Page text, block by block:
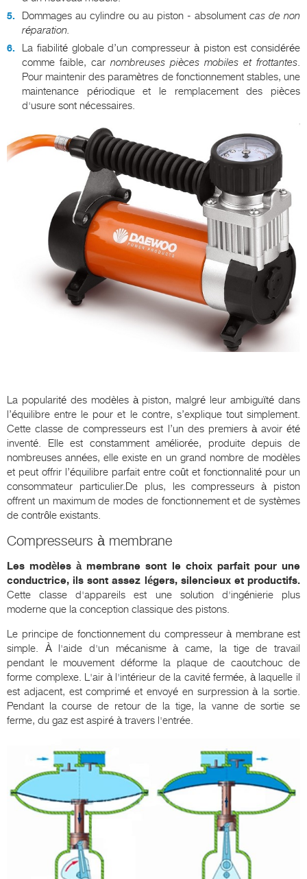
Dommages au cylindre ou au piston - absolument cas de non
réparation.
La fiabilité globale d’un compresseur à piston est considérée
comme faible, car nombreuses pièces mobiles et frottantes
Pour maintenir des paramètres de fonctionnement stables, une
maintenance périodique et le remplacement des pièces
d'usure sont nécessaires.
La popularité des modèles à piston, malgré leur ambiguïté dans
l’équilibre entre le pour et le contre, s’explique tout simplement.
Cette classe de compresseurs est l’un des premiers à avoir été
inventé. Elle est constamment améliorée, produite depuis de
nombreuses années, elle existe en un grand nombre de modèles
et peut offrir l’équilibre parfait entre coût et fonctionnalité pour un
consommateur particulier.De plus, les compresseurs à piston
offrent un maximum de modes de fonctionnement et de systèmes
de contrôle existants.
Compresseurs à membrane
Les modèles à membrane sont le choix parfait pour une
conductrice, ils sont assez légers, silencieux et productifs.
Cette classe d'appareils est une solution d'ingénierie plus
moderne que la conception classique des pistons.
Le principe de fonctionnement du compresseur à membrane est
simple. À l'aide d'un mécanisme à came, la tige de travail
pendant le mouvement déforme la plaque de caoutchouc de
forme complexe. L'air à l'intérieur de la cavité fermée, à laquelle il
est adjacent, est comprimé et envoyé en surpression à la sortie.
Pendant la course de retour de la tige, la vanne de sortie se
ferme, du gaz est aspiré à travers l'entrée.